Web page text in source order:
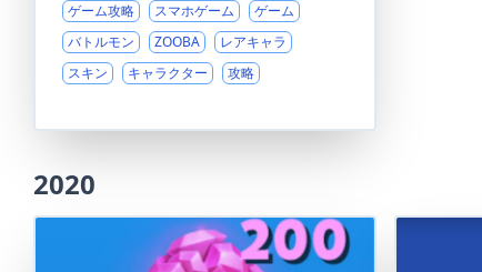
ゲーム攻略 スマホゲーム
ゲーム
バトルモン
ZOOBA
レアキャラ
スキン
キャラクター 攻略
2020